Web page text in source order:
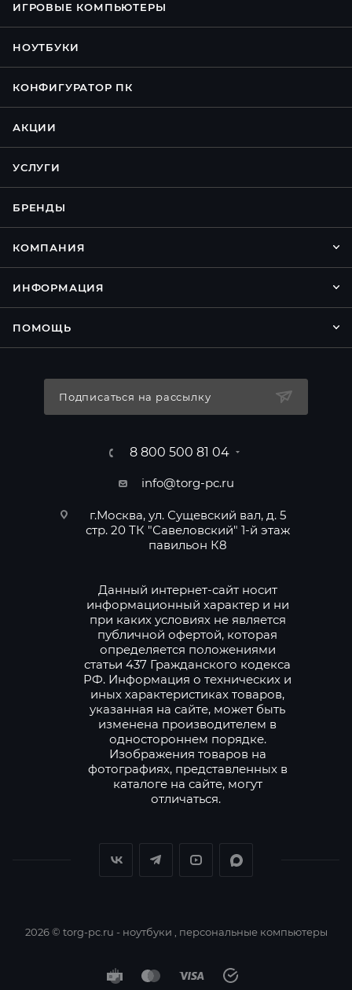
ИГРОВЫЕ КОМПЬЮТЕРЫ
НОУТБУКИ
КОНФИГУРАТОР ПК
АКЦИИ
УСЛУГИ
БРЕНДЫ
КОМПАНИЯ
ИНФОРМАЦИЯ
ПОМОЩЬ
Подписаться на рассылку
8 800 500 81 04
info@torg-pc.ru
г.Москва, ул. Сущевский вал, д. 5
стр. 20 ТК "Савеловский" 1-й этаж
павильон К8
Данный интернет-сайт носит
информационный характер и ни
при каких условиях не является
публичной офертой, которая
определяется положениями
статьи 437 Гражданского кодекса
РФ. Информация о технических и
иных характеристиках товаров,
указанная на сайте, может быть
изменена производителем в
одностороннем порядке.
Изображения товаров на
фотографиях, представленных в
каталоге на сайте, могут
отличаться.
2026 © torg-pc.ru - ноутбуки , персональные компьютеры